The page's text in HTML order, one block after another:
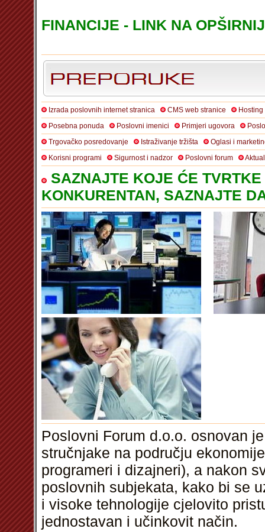
FINANCIJE - LINK NA
Izrada poslovnih internet stranica CMS web stranice
Posebna ponuda
Poslovni imenici Primjeri ugovora
Trgovačko posredovanje
Istraživanje tržišta
Oglasi i
Korisni programi
Sigurnost i nadzor Poslovni forum
SAZNAJTE KOJE ĆE
KONKURENTAN, SAZNAJTE
Poslovni Forum d.o.o. osnovan
stručnjake na području
programeri i dizajneri), a nakon
poslovnih subjekata, kako bi se
i visoke tehnologije cjelovito
jednostavan i učinkovit način.